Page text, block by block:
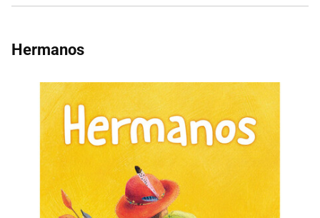
Hermanos